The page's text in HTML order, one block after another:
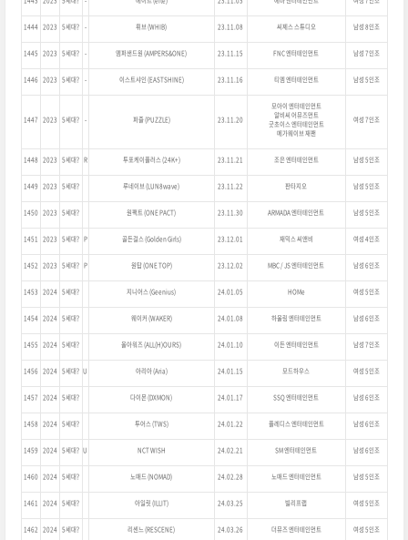
1444 2023 5세대? - 휘브 (WHIB) 23.11.08 씨제스 스튜디오 남성 8인조
1445 2023 5세대? - 앰퍼샌드원 (AMPERS&ONE) 23.11.15 FNC 엔터테인먼트 남성 7인조
1446 2023 5세대? - 이스트샤인 (EASTSHINE) 23.11.16 티엠 엔터테인먼트 남성 5인조
1447 2023 5세대? - 퍼즐 (PUZZLE) 23.11.20
모아이 엔터테인먼트
알비씨 어뮤즈먼트
굿초이스 엔터테인먼트
메가웨이브 재팬
여성 7인조
1448 2023 5세대? R 투포케이플러스 (24K+) 23.11.21 조은 엔터테인먼트 남성 5인조
1449 2023 5세대? 루네이브 (LUN8wave) 23.11.22 판타지오 남성 5인조
1450 2023 5세대? 원팩트 (ONE PACT) 23.11.30 ARMADA 엔터테인먼트 남성 5인조
1451 2023 5세대? P 골든걸스 (Golden Girls) 23.12.01 재믹스 씨앤비 여성 4인조
1452 2023 5세대? P 원탑 (ONE TOP) 23.12.02 MBC / JS 엔터테인먼트 남성 6인조
1453 2024 5세대? 지니어스 (Geenius) 24.01.05 HOMe 여성 5인조
1454 2024 5세대? 웨이커 (WAKER) 24.01.08 하울링 엔터테인먼트 남성 6인조
1455 2024 5세대? 올아워즈 (ALL(H)OURS) 24.01.10 이든 엔터테인먼트 남성 7인조
1456 2024 5세대? U 아리아 (Aria) 24.01.15 모드하우스 여성 5인조
1457 2024 5세대? 다이몬 (DXMON) 24.01.17 SSQ 엔터테인먼트 남성 6인조
1458 2024 5세대? 투어스 (TWS) 24.01.22 플레디스 엔터테인먼트 남성 6인조
1459 2024 5세대? U NCT WISH 24.02.21 SM 엔터테인먼트 남성 6인조
1460 2024 5세대? 노매드 (NOMAD) 24.02.28 노매드 엔터테인먼트 남성 5인조
1461 2024 5세대? 아일릿 (ILLIT) 24.03.25 빌리프랩 여성 5인조
1462 2024 5세대? 리센느 (RESCENE) 24.03.26 더뮤즈 엔터테인먼트 여성 5인조